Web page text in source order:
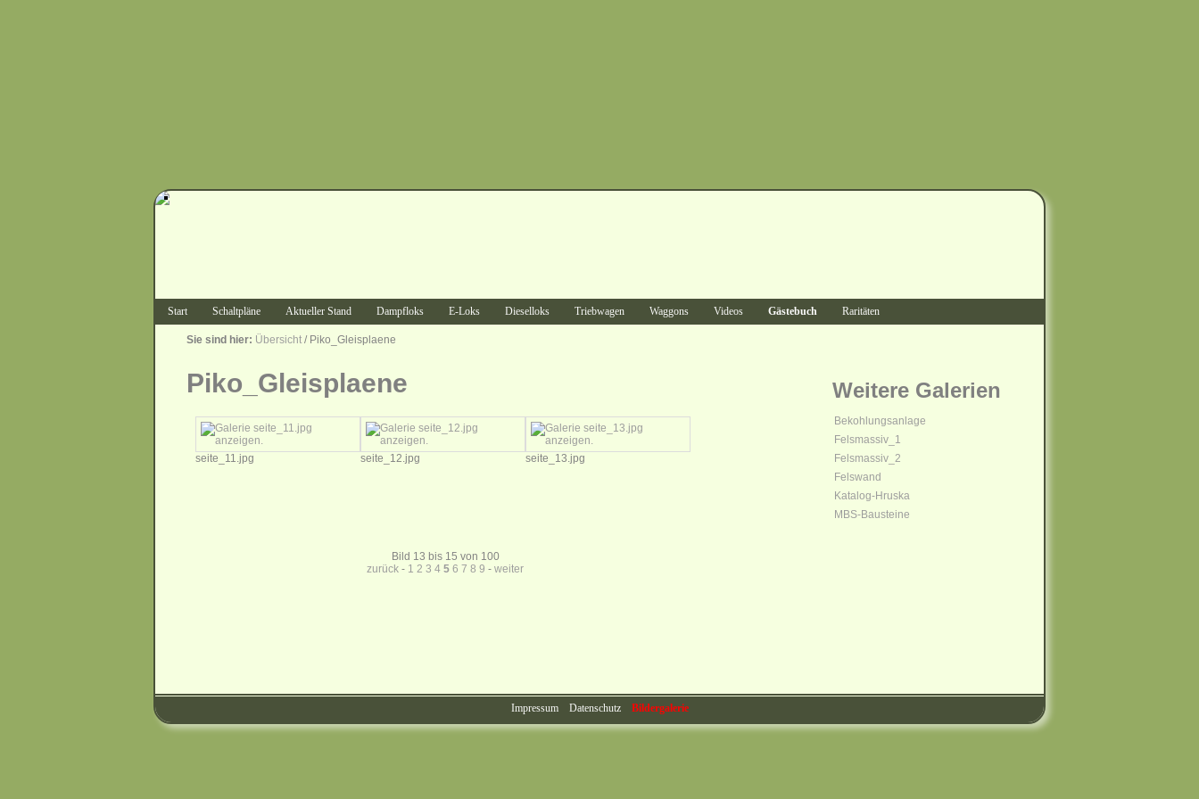
Start Schaltpläne Aktueller Stand Dampfloks E-Loks Dieselloks Triebwagen Waggons Videos Gästebuch Raritäten
Sie sind hier: Übersicht / Piko_Gleisplaene
Piko_Gleisplaene
seite_11.jpg seite_12.jpg seite_13.jpg
Bild 13 bis 15 von 100
zurück - 1 2 3 4 5 6 7 8 9 - weiter
Weitere Galerien
Bekohlungsanlage
Felsmassiv_1
Felsmassiv_2
Felswand
Katalog-Hruska
MBS-Bausteine
Impressum Datenschutz Bildergalerie